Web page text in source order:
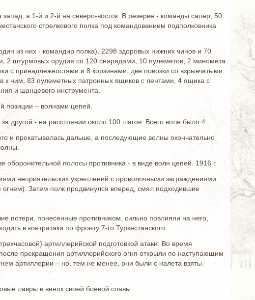
а 1-й и 2-й на северо-восток. В резерве - команды сапер, 50
стрелкового полка под командованием подполковника
из них - командир полка), 2298 здоровых нижних чинов и 70
2 штурмовых орудия со 120 снарядами, 10 пулеметов, 2 миномета
с принадлежностями и 8 корзинами, две повозки со взрывчатыми
к ним, 83 пулеметных патронных ящиков с лентами, 4 ящика с
и шанцевого инструмента.
позиции – волнами цепей.
другой - на расстоянии около 100 шагов. Всего волн было 4.
и прокатывалась дальше, а последующие волны окончательно
оборонительной полосы противника - в виде волн цепей. 1916 г.
неприятельских укреплений с проволочными заграждениями
Затем полк продвинулся вперед, смял подходившие
потери, понесенные противником, сильно повлияли на него,
в контратаки по фронту 7-го Туркестанского.
артиллерийской подготовкой атаки. Во время
прекращения артиллерийского огня открыли по наступающим
артиллерии – но, тем не менее, они были с налета взяты
лавры в венок своей боевой славы.